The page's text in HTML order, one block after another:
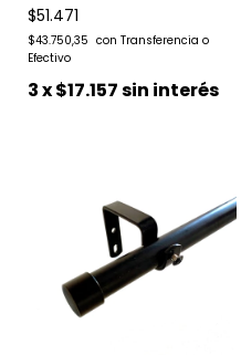
$51.471
$43.750,35
3x$17.157sin interés